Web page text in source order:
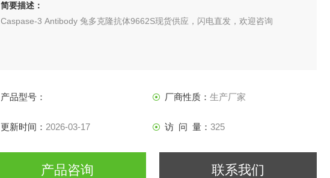
简要描述：
Caspase-3 Antibody 兔多克隆抗体9662S现货供应，闪电直发，欢迎咨询
产品型号： 厂商性质： 生产厂家
更新时间： 2026-03-17 访 问 量： 325
产品咨询 联系我们